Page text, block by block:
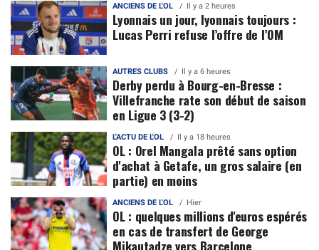
ANCIENS DE L'OL Il y a 2 heures
Lyonnais un jour, lyonnais toujours :
Lucas Perri refuse l’offre de l’OM
AUTRES CLUBS Il y a 6 heures
Derby perdu à Bourg-en-Bresse :
Villefranche rate son début de saison
en Ligue 3 (3-2)
L'ACTU DE L'OL Il y a 18 heures
OL : Orel Mangala prêté sans option
d'achat à Getafe, un gros salaire (en
partie) en moins
ANCIENS DE L'OL Hier
OL : quelques millions d'euros espérés
en cas de transfert de George
Mikautadze vers Barcelone